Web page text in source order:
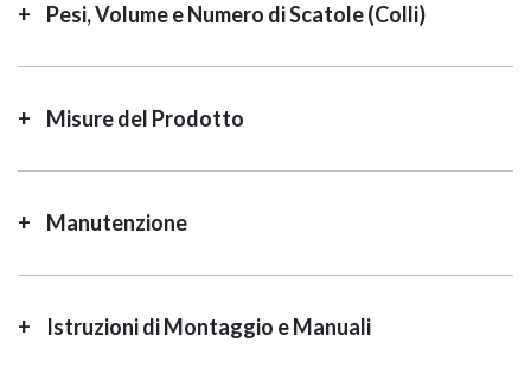
Pesi, Volume e Numero di Scatole (Colli)
Misure del Prodotto
Manutenzione
Istruzioni di Montaggio e Manuali